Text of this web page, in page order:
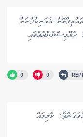
އެމަނިކުފާނަށް
ހެޔޮވިސްނުންދެއްވައި
0 0
ކާލިލެއް